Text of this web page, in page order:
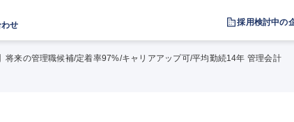
せ 採用検討中の
将来の管理職候補/定着率97%/キャリアアップ可/平均勤続14年 管理会計